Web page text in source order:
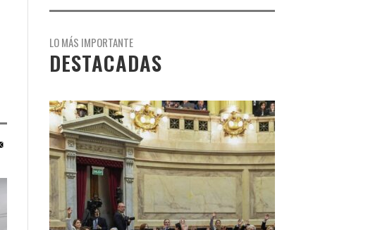
LO MÁS IMPORTANTE
DESTACADAS